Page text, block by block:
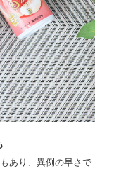
あり、異例の早さで